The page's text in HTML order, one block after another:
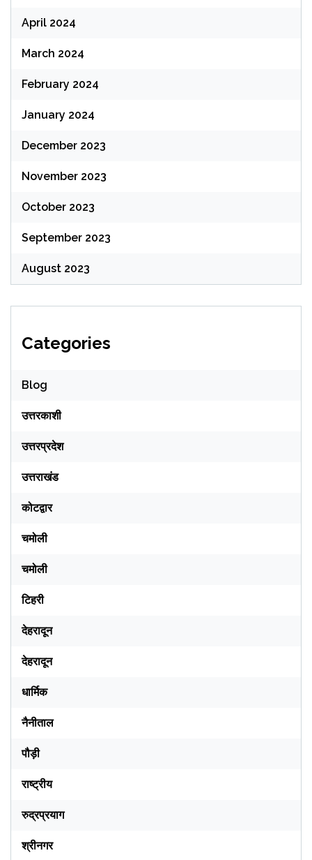
April 2024
March 2024
February 2024
January 2024
December 2023
November 2023
October 2023
September 2023
August 2023
Categories
Blog
उत्तरकाशी
उत्तरप्रदेश
उत्तराखंड
कोटद्वार
चमोली
चमोली
टिहरी
देहरादून
देहरादून
धार्मिक
नैनीताल
पौड़ी
राष्ट्रीय
रुद्रप्रयाग
श्रीनगर